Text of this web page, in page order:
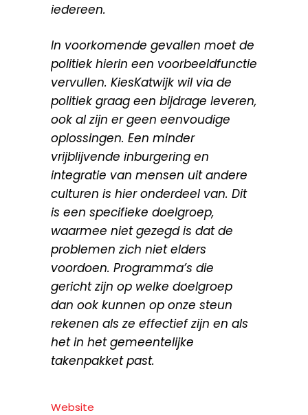
iedereen.
In voorkomende gevallen moet de
politiek hierin een voorbeeldfunctie
vervullen. KiesKatwijk wil via de
politiek graag een bijdrage leveren,
ook al zijn er geen eenvoudige
oplossingen. Een minder
vrijblijvende inburgering en
integratie van mensen uit andere
culturen is hier onderdeel van. Dit
is een specifieke doelgroep,
waarmee niet gezegd is dat de
problemen zich niet elders
voordoen. Programma’s die
gericht zijn op welke doelgroep
dan ook kunnen op onze steun
rekenen als ze effectief zijn en als
het in het gemeentelijke
takenpakket past.
Website